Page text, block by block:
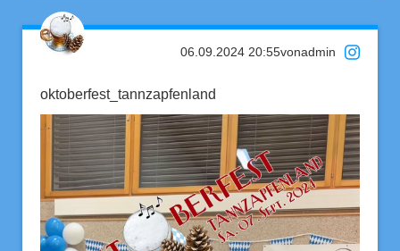
06.09.2024 20:55vonadmin
oktoberfest_tannzapfenland